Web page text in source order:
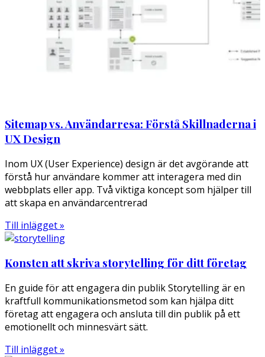
Sitemap vs. Användarresa: Förstå Skillnaderna i
UX Design
Inom UX (User Experience) design är det avgörande att
förstå hur användare kommer att interagera med din
webbplats eller app. Två viktiga koncept som hjälper till
att skapa en användarcentrerad
Till inlägget »
Konsten att skriva storytelling för ditt företag
En guide för att engagera din publik Storytelling är en
kraftfull kommunikationsmetod som kan hjälpa ditt
företag att engagera och ansluta till din publik på ett
emotionellt och minnesvärt sätt.
Till inlägget »